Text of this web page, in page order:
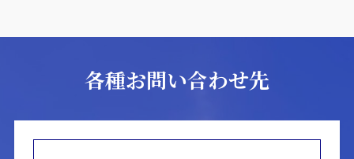
各種お問い合わせ先